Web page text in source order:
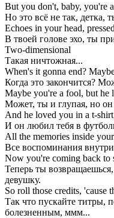
But you don't, baby, you're
Но это всё не так, детка,
Echoes in your head,
В твоей голове эхо, ты
Two-dimensional
Такая ничтожная...
When's it gonna end?
Когда это закончится?
Maybe you're a fool, but he
Может, ты и глупая, но
And he loved you in a t-
И он любил тебя в
All the memories inside
Все воспоминания
Now you're coming back to
Теперь ты
девушку.
So roll those credits, 'cause
Так что пускайте титры,
болезненным, ммм...